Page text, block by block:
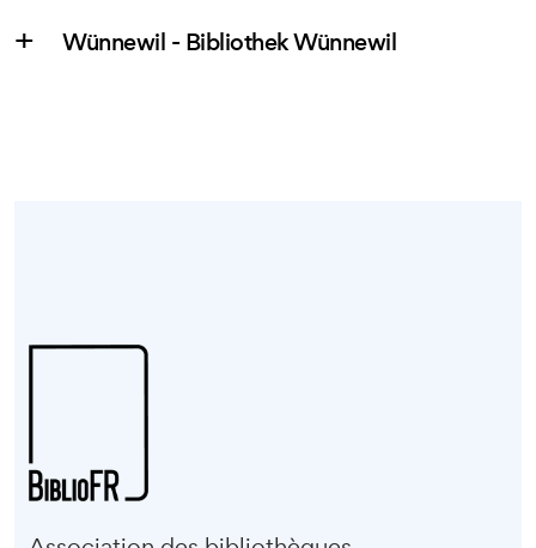
Wünnewil - Bibliothek Wünnewil